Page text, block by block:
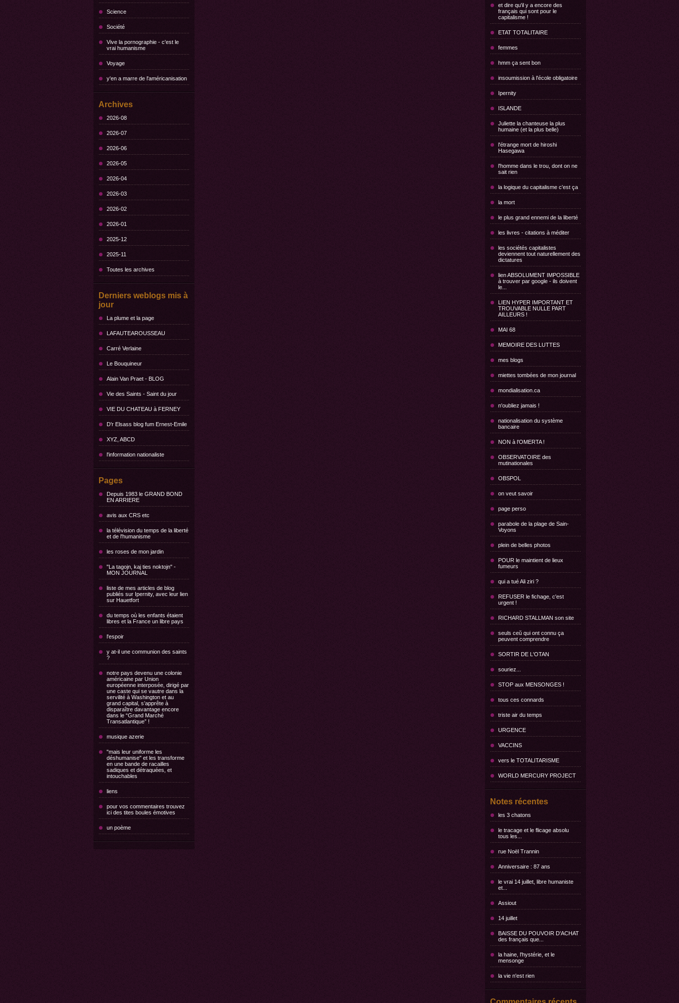
Science
Société
Vive la pornographie - c'est le
vrai humanisme
Voyage
y'en a marre de l'américanisation
Archives
2026-08
2026-07
2026-06
2026-05
2026-04
2026-03
2026-02
2026-01
2025-12
2025-11
Toutes les archives
Derniers weblogs mis à
jour
La plume et la page
LAFAUTEAROUSSEAU
Carré Verlaine
Le Bouquineur
Alain Van Praet - BLOG
Vie des Saints - Saint du jour
VIE DU CHATEAU à FERNEY
D'r Elsass blog fum Ernest-Emile
XYZ, ABCD
l'information nationaliste
Pages
Depuis 1983 le GRAND BOND
EN ARRIERE
avis aux CRS etc
la télévision du temps de la liberté
et de l'humanisme
les roses de mon jardin
"La tagojn, kaj ties noktojn" -
MON JOURNAL
liste de mes articles de blog
publiés sur Ipernity, avec leur lien
sur Hauetfort
du temps où les enfants étaient
libres et la France un libre pays
l'espoir
y at-il une communion des saints
?
notre pays devenu une colonie
américaine par Union
européenne interposée, dirigé par
une caste qui se vautre dans la
servilité à Washington et au
grand capital, s’apprête à
disparaître davantage encore
dans le “Grand Marché
Transatlantique” !
musique azerie
"mais leur uniforme les
déshumanise" et les transforme
en une bande de racailles
sadiques et détraquées, et
intouchables
liens
pour vos commentaires trouvez
ici des tites boules émotives
un poème
et dire qu'il y a encore des
français qui sont pour le
capitalisme !
ETAT TOTALITAIRE
femmes
hmm ça sent bon
insoumission à l'école obligatoire
Ipernity
ISLANDE
Juliette la chanteuse la plus
humaine (et la plus belle)
l'étrange mort de hiroshi
Hasegawa
l'homme dans le trou, dont on ne
sait rien
la logique du capitalisme c'est ça
la mort
le plus grand ennemi de la liberté
les livres - citations à méditer
les sociétés capitalistes
deviennent tout naturellement des
dictatures
lien ABSOLUMENT IMPOSSIBLE
à trouver par google - ils doivent
le...
LIEN HYPER IMPORTANT ET
TROUVABLE NULLE PART
AILLEURS !
MAI 68
MEMOIRE DES LUTTES
mes blogs
miettes tombées de mon journal
mondialisation.ca
n'oubliez jamais !
nationalisation du système
bancaire
NON à l'OMERTA !
OBSERVATOIRE des
mutinationales
OBSPOL
on veut savoir
page perso
parabole de la plage de Sain-
Voyons
plein de belles photos
POUR le maintient de lieux
fumeurs
qui a tué Ali ziri ?
REFUSER le fichage, c'est
urgent !
RICHARD STALLMAN son site
seuls ceŭ qui ont connu ça
peuvent comprendre
SORTIR DE L'OTAN
souriez...
STOP aux MENSONGES !
tous ces connards
triste air du temps
URGENCE
VACCINS
vers le TOTALITARISME
WORLD MERCURY PROJECT
Notes récentes
les 3 chatons
le tracage et le flicage absolu
tous les...
rue Noël Trannin
Anniversaire : 87 ans
le vrai 14 juillet, libre humaniste
et...
Assiout
14 juillet
BAISSE DU POUVOIR D'ACHAT
des français que...
la haine, l'hystérie, et le
mensonge
la vie n'est rien